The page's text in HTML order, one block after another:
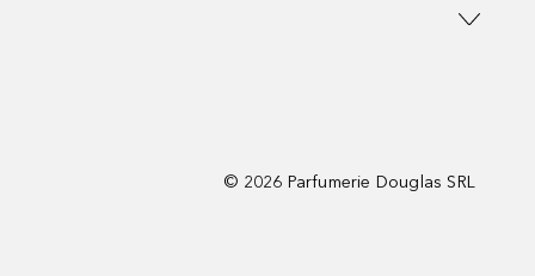
© 2026 Parfumerie Douglas SRL